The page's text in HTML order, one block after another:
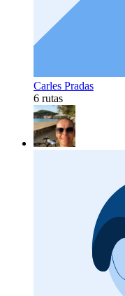
Carles Pradas
6 rutas